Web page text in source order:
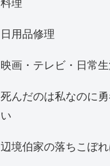
料理
日用品修理
映画・テレビ・日常
死んだのは私なのに
い
辺境伯家の落ちこぼ